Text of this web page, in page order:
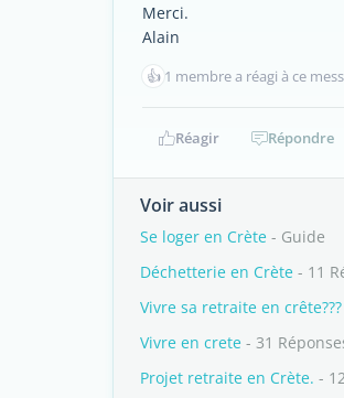
Merci.
Alain
👍 1 membre a réagi à ce
Réagir Répondre
Voir aussi
Se loger en Crète - Guide
Déchetterie en Crète - 11
Vivre sa retraite en crête???
Vivre en crete - 31
Projet retraite en Crète. -